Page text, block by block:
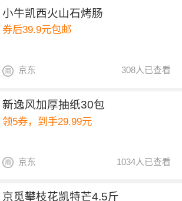
小牛凯西火山石烤肠
券后39.9元包邮
308人已查看
京东
新逸风加厚抽纸30包
领5券，到手29.99元
1034人已查看
京东
京觅攀枝花凯特芒4.5斤